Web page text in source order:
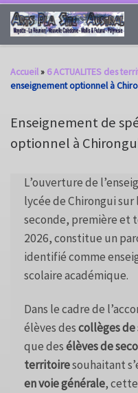
Passer au contenu
Accueil» 6 ACTUALITES des
enseignement optionnel à
Enseignement de
optionnel à
L’ouverture de
lycée de Chirongui sur
seconde, première et
2026, constitue un
identifié comme
scolaire académique.
Dans le cadre de
élèves descollèges de
que desélèves de
territoiresouhaitant
en voie générale,